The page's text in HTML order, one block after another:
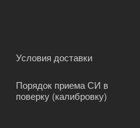
Условия доставки
Порядок приема СИ в
поверку (калибровку)